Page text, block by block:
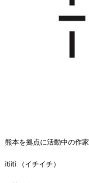
熊本を拠点に活動中の作家
itiiti （イチイチ）